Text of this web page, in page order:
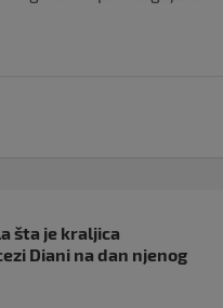
šta je kraljica
Diani na dan njenog